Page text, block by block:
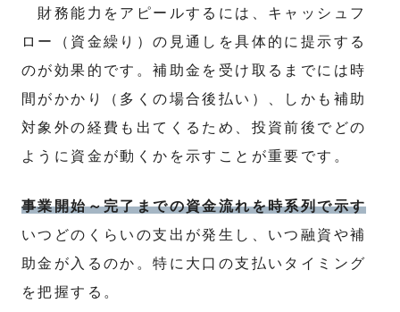
財務能力をアピールするには、キャッシュフ
ロー（資金繰り）の見通しを具体的に提示する
のが効果的です。補助金を受け取るまでには時
間がかかり（多くの場合後払い）、しかも補助
対象外の経費も出てくるため、投資前後でどの
ように資金が動くかを示すことが重要です。
事業開始～完了までの資金流れを時系列で示す
いつどのくらいの支出が発生し、いつ融資や補
助金が入るのか。特に大口の支払いタイミング
を把握する。